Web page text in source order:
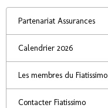
Partenariat Assurances
Calendrier 2026
Les membres du Fiatissimo
Contacter Fiatissimo